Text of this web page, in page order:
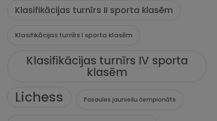
Klasifikācijas turnīrs II sporta klasēm
Klasifikācijas turnīrs I sporta klasēm
Klasifikācijas turnīrs IV sporta
klasēm
Lichess Pasaules jauniešu čempionāts